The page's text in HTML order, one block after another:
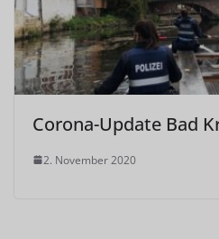
Corona-Update Bad
2. November 2020